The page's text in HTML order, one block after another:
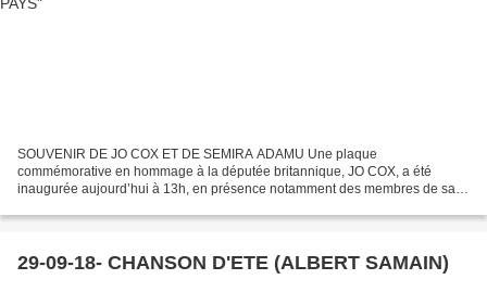
SOUVENIR DE JO COX ET DE SEMIRA ADAMU Une plaque
commémorative en hommage à la députée britannique, JO COX, a été
inaugurée aujourd’hui à 13h, en présence notamment des membres de sa
29-09-18- CHANSON D'ETE (ALBERT SAMAIN)